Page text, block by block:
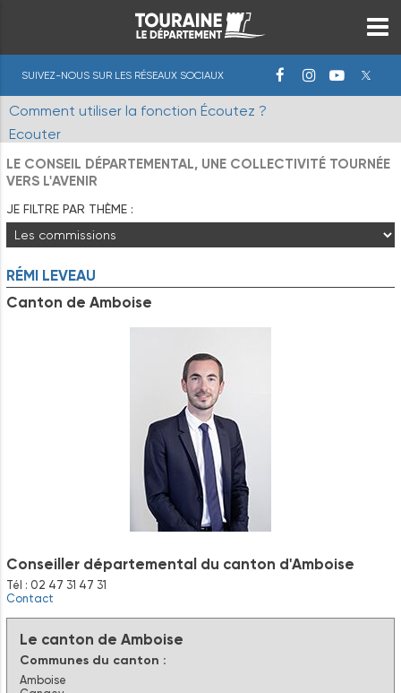
SUIVEZ-NOUS SUR LES RÉSEAUX SOCIAUX
Comment utiliser la fonction Écoutez ?
Ecouter
LE CONSEIL DÉPARTEMENTAL, UNE COLLECTIVITÉ TOURNÉE
VERS L'AVENIR
JE FILTRE PAR THÈME :
RÉMI LEVEAU
Canton de Amboise
Conseiller départemental du canton d'Amboise
Tél : 02 47 31 47 31
Contact
Le canton de Amboise
Communes du canton :
Amboise